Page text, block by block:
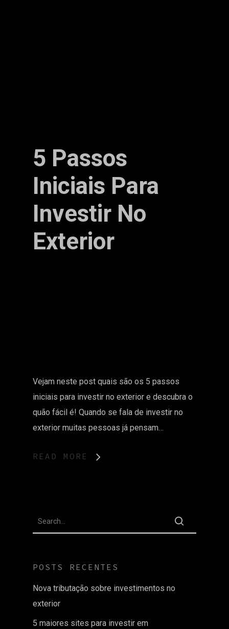
5 Passos
Iniciais Para
Investir No
Exterior
Vejam neste post quais são os 5 passos
iniciais para investir no exterior e descubra o
quão fácil é! Quando se fala de investir no
exterior muitas pessoas já pensam…
READ MORE
POSTS RECENTES
Nova tributação sobre investimentos no
exterior
5 maiores sites para investir em